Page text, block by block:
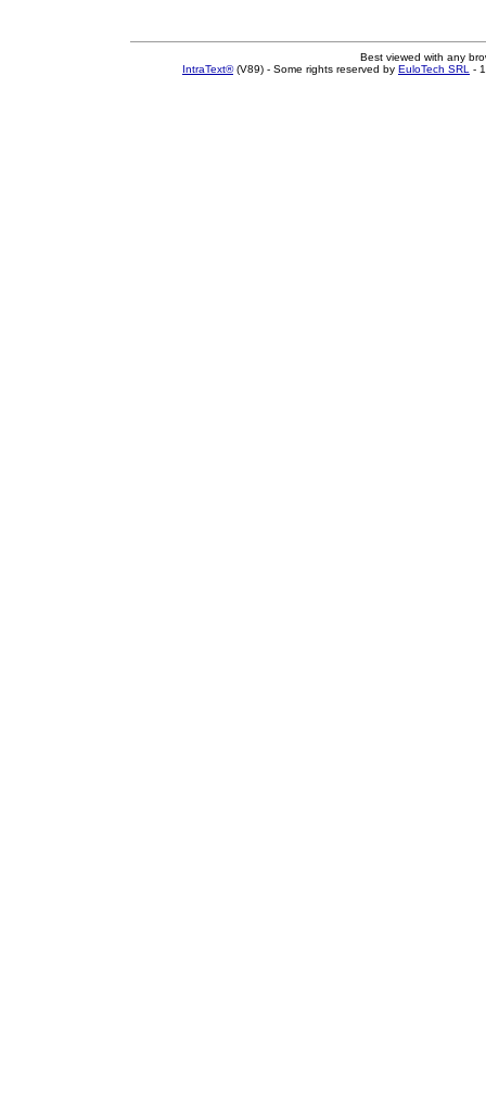
Best viewed with any
IntraText®(V89) - Some rights reserved by EuloTech SRL -